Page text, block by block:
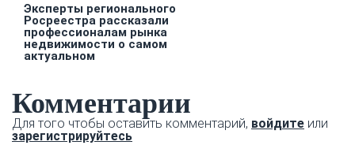
Эксперты регионального
Росреестра рассказали
профессионалам рынка
недвижимости о самом
актуальном
Комментарии
Для того чтобы оставить комментарий, войдите или
зарегистрируйтесь